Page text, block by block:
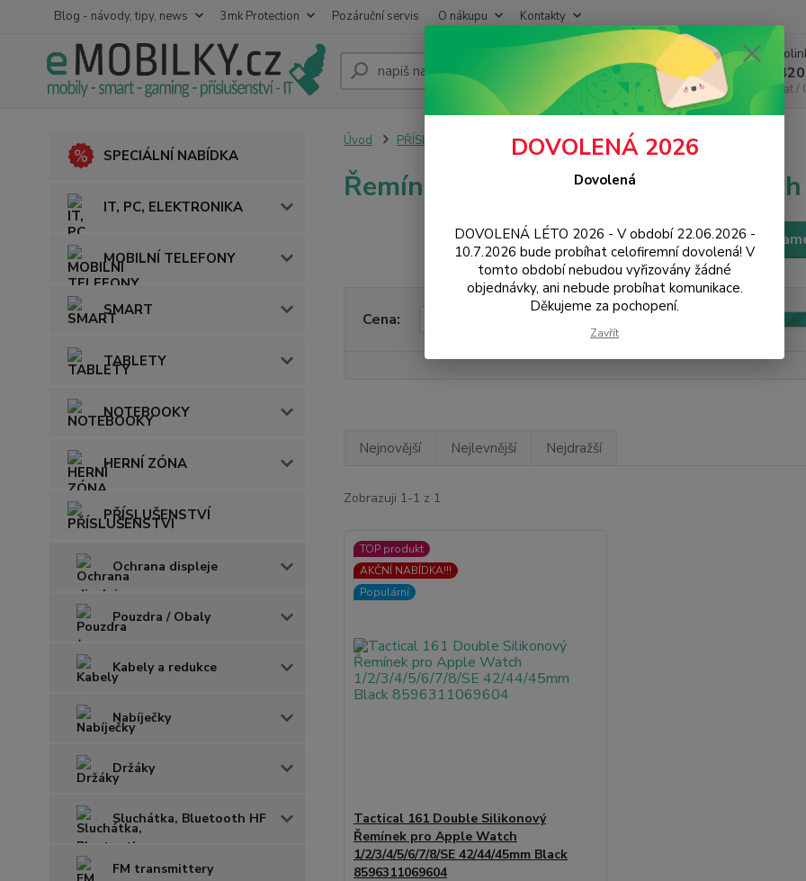
Blog - návody, tipy, news 3mk Protection Pozáruční servis O nákupu Kontakty
Hledat
Chat
SPECIÁLNÍ NABÍDKA
IT, PC, ELEKTRONIKA
MOBILNÍ TELEFONY
SMART
TABLETY
NOTEBOOKY
HERNÍ ZÓNA
PŘÍSLUŠENSTVÍ
Ochrana displeje
Pouzdra / Obaly
Kabely a redukce
Nabíječky
Držáky
Sluchátka, Bluetooth HF
FM transmittery
Úvod PŘÍSLUŠENSTVÍ Řemínky a pásky k hodinkám iWatch 4
Řemínky a pásky k hodinkám
Filtr - výrobci a
Cena:
Nejnovější Nejlevnější Nejdražší
Zobrazuji 1-1 z 1
TOP produkt
AKČNÍ NABÍDKA!!!
Populární
Tactical 161 Double Silikonový
Řemínek pro Apple Watch
1/2/3/4/5/6/7/8/SE 42/44/45mm Black
8596311069604
DOVOLENÁ 2026
Dovolená
DOVOLENÁ LÉTO 2026 - V období 22.06.2026 -
10.7.2026 bude probíhat celofiremní dovolená! V
tomto období nebudou vyřizovány žádné
objednávky, ani nebude probíhat komunikace.
Děkujeme za pochopení.
Zavřít